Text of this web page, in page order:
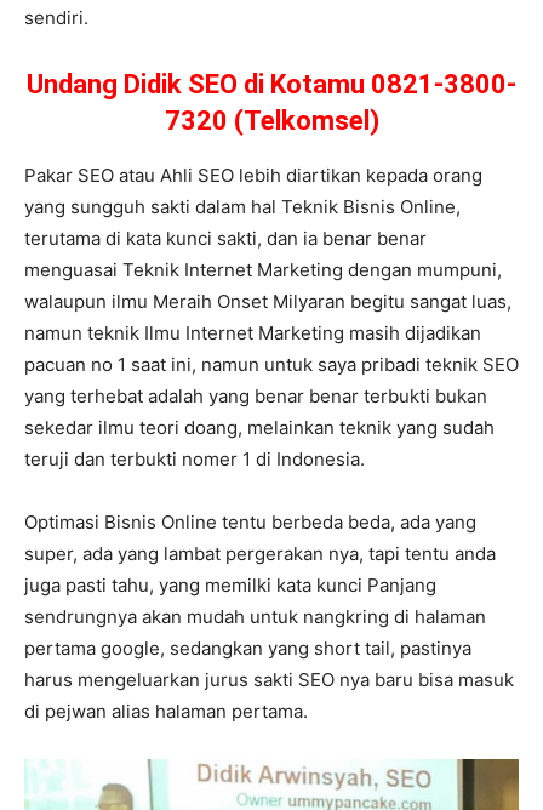
sendiri.
Undang Didik SEO di Kotamu 0821-3800-
7320 (Telkomsel)
Pakar SEO atau Ahli SEO lebih diartikan kepada orang
yang sungguh sakti dalam hal Teknik Bisnis Online,
terutama di kata kunci sakti, dan ia benar benar
menguasai Teknik Internet Marketing dengan mumpuni,
walaupun ilmu Meraih Onset Milyaran begitu sangat luas,
namun teknik Ilmu Internet Marketing masih dijadikan
pacuan no 1 saat ini, namun untuk saya pribadi teknik SEO
yang terhebat adalah yang benar benar terbukti bukan
sekedar ilmu teori doang, melainkan teknik yang sudah
teruji dan terbukti nomer 1 di Indonesia.
Optimasi Bisnis Online tentu berbeda beda, ada yang
super, ada yang lambat pergerakan nya, tapi tentu anda
juga pasti tahu, yang memilki kata kunci Panjang
sendrungnya akan mudah untuk nangkring di halaman
pertama google, sedangkan yang short tail, pastinya
harus mengeluarkan jurus sakti SEO nya baru bisa masuk
di pejwan alias halaman pertama.